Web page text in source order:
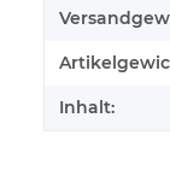
Inhalt: